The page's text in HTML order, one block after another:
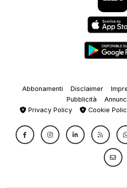
Abbonamenti Disclaimer
Pubblicità
Privacy Policy
Cookie